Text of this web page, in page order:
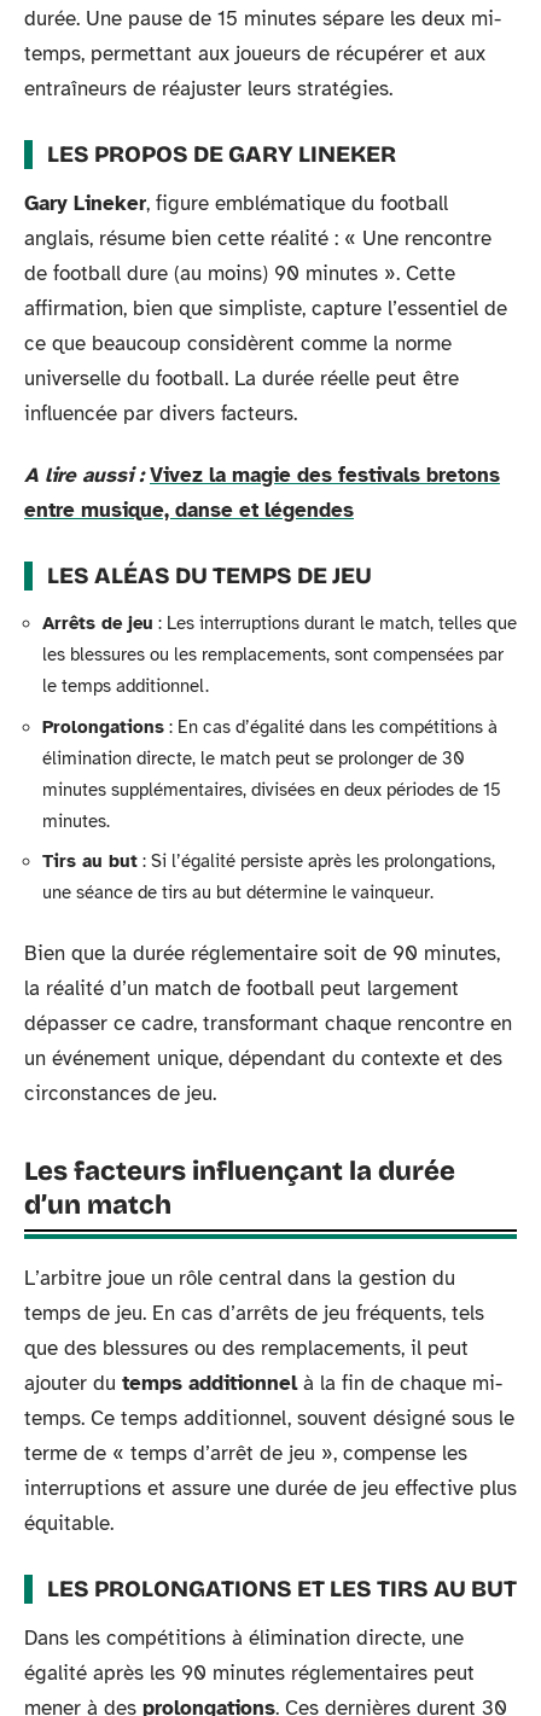
durée. Une pause de 15 minutes sépare les deux mi-
temps, permettant aux joueurs de récupérer et aux
entraîneurs de réajuster leurs stratégies.
LES PROPOS DE GARY LINEKER
Gary Lineker, figure emblématique du football
anglais, résume bien cette réalité : « Une rencontre
de football dure (au moins) 90 minutes ». Cette
affirmation, bien que simpliste, capture l’essentiel de
ce que beaucoup considèrent comme la norme
universelle du football. La durée réelle peut être
influencée par divers facteurs.
A lire aussi : Vivez la magie des festivals bretons
entre musique, danse et légendes
LES ALÉAS DU TEMPS DE JEU
Arrêts de jeu : Les interruptions durant le match, telles que
les blessures ou les remplacements, sont compensées par
le temps additionnel.
Prolongations : En cas d’égalité dans les compétitions à
élimination directe, le match peut se prolonger de 30
minutes supplémentaires, divisées en deux périodes de 15
minutes.
Tirs au but : Si l’égalité persiste après les prolongations,
une séance de tirs au but détermine le vainqueur.
Bien que la durée réglementaire soit de 90 minutes,
la réalité d’un match de football peut largement
dépasser ce cadre, transformant chaque rencontre en
un événement unique, dépendant du contexte et des
circonstances de jeu.
Les facteurs influençant la durée
d’un match
L’arbitre joue un rôle central dans la gestion du
temps de jeu. En cas d’arrêts de jeu fréquents, tels
que des blessures ou des remplacements, il peut
ajouter du temps additionnelà la fin de chaque mi-
temps. Ce temps additionnel, souvent désigné sous le
terme de « temps d’arrêt de jeu », compense les
interruptions et assure une durée de jeu effective plus
équitable.
LES PROLONGATIONS ET LES TIRS AU BUT
Dans les compétitions à élimination directe, une
égalité après les 90 minutes réglementaires peut
mener à des prolongations. Ces dernières durent 30